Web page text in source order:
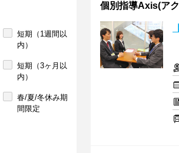
短期（1週間以
内）
短期（3ヶ月以
内）
春/夏/冬休み期
間限定
個別指導Axis(ア